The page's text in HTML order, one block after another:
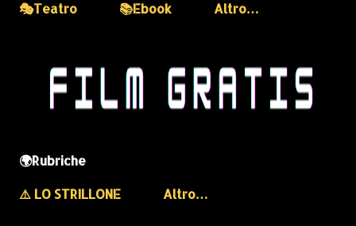
🎭Teatro
📚Ebook Altro…
🌍Rubriche
⚠️ LO STRILLONE
Altro…